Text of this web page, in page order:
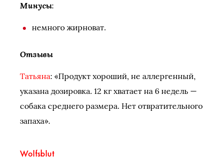
Минусы:
немного жирноват.
Отзывы
Татьяна: «Продукт хороший, не аллергенный,
указана дозировка. 12 кг хватает на 6 недель —
собака среднего размера. Нет отвратительного
запаха».
Wolfsblut